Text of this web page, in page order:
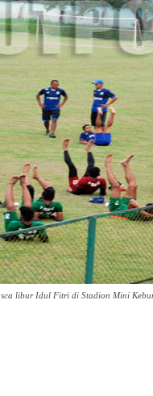
libur Idul Fitri di Stadion Mini